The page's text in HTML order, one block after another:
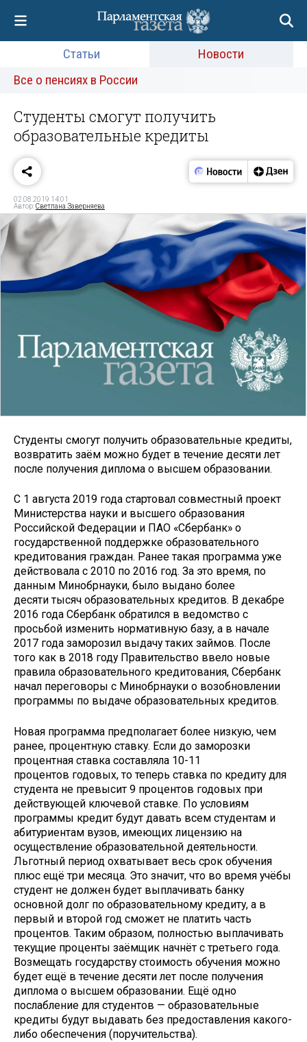
Статьи
Новости
Все о пенсиях в России
Студенты смогут получить
образовательные кредиты
02.08.2019 14:01
Автор:Светлана Заверняева
Студенты смогут получить образовательные кредиты,
возвратить заём можно будет в течение десяти лет
после получения диплома о высшем образовании.
С 1 августа 2019 года стартовал совместный проект
Министерства науки и высшего образования
Российской Федерации и ПАО «Сбербанк» о
государственной поддержке образовательного
кредитования граждан. Ранее такая программа уже
действовала с 2010 по 2016 год. За это время, по
данным Минобрнауки, было выдано более
десяти тысяч образовательных кредитов. В декабре
2016 года Сбербанк обратился в ведомство с
просьбой изменить нормативную базу, а в начале
2017 года заморозил выдачу таких займов. После
того как в 2018 году Правительство ввело новые
правила образовательного кредитования, Сбербанк
начал переговоры с Минобрнауки о возобновлении
программы по выдаче образовательных кредитов.
Новая программа предполагает более низкую, чем
ранее, процентную ставку. Если до заморозки
процентная ставка составляла 10-11
процентов годовых, то теперь ставка по кредиту для
студента не превысит 9 процентов годовых при
действующей ключевой ставке. По условиям
программы кредит будут давать всем студентам и
абитуриентам вузов, имеющих лицензию на
осуществление образовательной деятельности.
Льготный период охватывает весь срок обучения
плюс ещё три месяца. Это значит, что во время учёбы
студент не должен будет выплачивать банку
основной долг по образовательному кредиту, а в
первый и второй год сможет не платить часть
процентов. Таким образом, полностью выплачивать
текущие проценты заёмщик начнёт с третьего года.
Возмещать государству стоимость обучения можно
будет ещё в течение десяти лет после получения
диплома о высшем образовании. Ещё одно
послабление для студентов — образовательные
кредиты будут выдавать без предоставления какого-
либо обеспечения (поручительства).